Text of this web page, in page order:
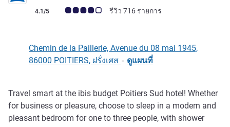
คะแนนความคิดเห็นจากแขก (เรทติ้งบน ALL)
4.1/5 รีวิว 716 รายการ
Chemin de la Paillerie, Avenue du 08 mai 1945,
86000 POITIERS, ฝรั่งเศส - ดูแผนที่
รายละเอียด
Travel smart at the ibis budget Poitiers Sud hotel! Whether
for business or pleasure, choose to sleep in a modern and
pleasant bedroom for one to three people, with shower